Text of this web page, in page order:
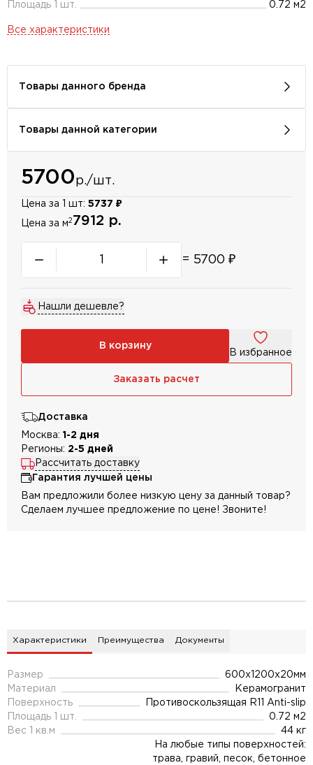
Площадь 1 шт.
0.72 м2
Все характеристики
Товары данного бренда
Товары данной категории
5700р./шт.
Цена за 1 шт: 5737 ₽
Цена за м2 7912 р.
= 5700 ₽
Нашли дешевле?
В корзину
В избранное
Заказать расчет
Доставка
Москва: 1-2 дня
Регионы: 2-5 дней
Рассчитать доставку
Гарантия лучшей цены
Вам предложили более низкую цену за данный товар?
Сделаем лучшее предложение по цене! Звоните!
Характеристики Преимущества Документы
Размер
600x1200x20мм
Материал
Керамогранит
Поверхность
Противоскользящая R11 Anti-slip
Площадь 1 шт.
0.72 м2
Вес 1 кв.м
44 кг
На любые типы поверхностей:
трава, гравий, песок, бетонное